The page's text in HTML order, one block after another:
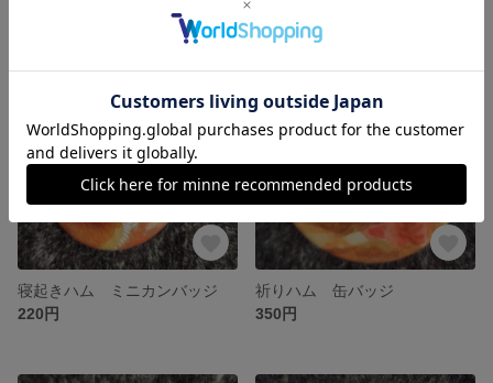
寝起きハム ミニカンバッジ
220円
祈りハム 缶バッジ
350円